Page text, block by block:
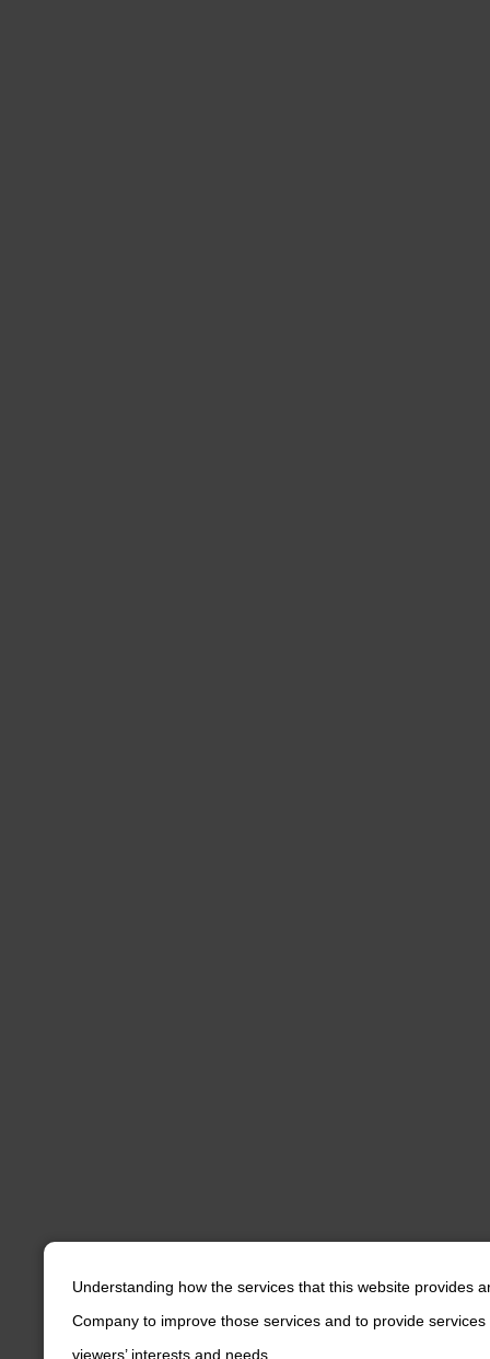
Understanding how the services that this website provides
Company to improve those services and to provide
viewers’ interests and needs.